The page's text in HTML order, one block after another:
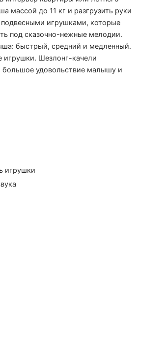
массой до 11 кг и разгрузить руки
игрушками, которые
под сказочно-нежные мелодии.
быстрый, средний и медленный.
игрушки. Шезлонг-качели
большое удовольствие малышу и
игрушки